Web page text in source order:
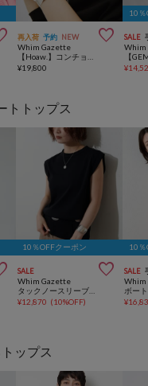
再入荷 予約 NEW 
Whim Gazette
¥19,800
10％
SALE
Whim
¥
トトップス
10％OFFクーポン
SALE 
Whim Gazette
タックノースリーブプルオーバー
¥12,870 (10%OFF)
10％
SALE
Whim
¥
ップス